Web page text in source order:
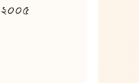
২০০৫